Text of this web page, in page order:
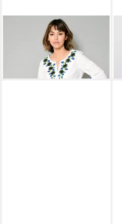
ALBA MODATunika Tunika
mit dekorativer Stickerei
UVP134,99 €